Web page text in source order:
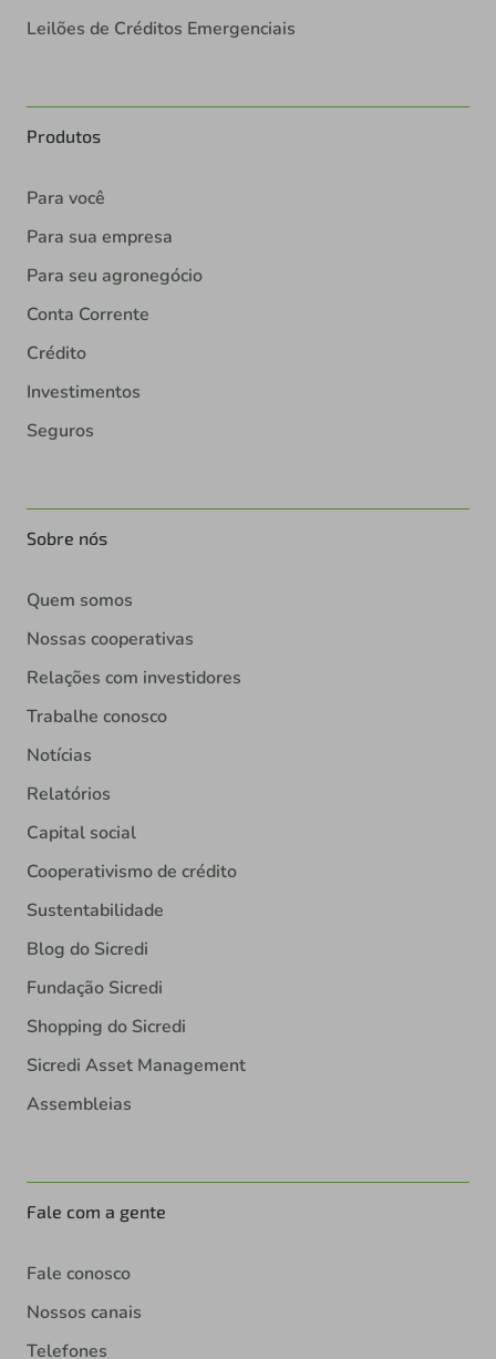
Leilões de Créditos Emergenciais
Produtos
Para você
Para sua empresa
Para seu agronegócio
Conta Corrente
Crédito
Investimentos
Seguros
Sobre nós
Quem somos
Nossas cooperativas
Relações com investidores
Trabalhe conosco
Notícias
Relatórios
Capital social
Cooperativismo de crédito
Sustentabilidade
Blog do Sicredi
Fundação Sicredi
Shopping do Sicredi
Sicredi Asset Management
Assembleias
Fale com a gente
Fale conosco
Nossos canais
Telefones